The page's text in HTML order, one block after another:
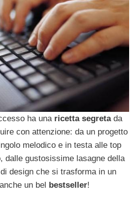
ha una ricetta segretada
con attenzione: da un progetto
melodico e in testa alle top
dalle gustosissime lasagne della
design che si trasforma in un
un bel bestseller!